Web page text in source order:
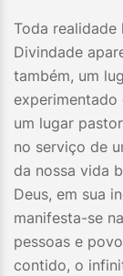
Toda realidade
Divindade
também, um
experimentado
um lugar
no serviço de
da nossa vida
Deus, em sua
manifesta-se
pessoas e
contido, o